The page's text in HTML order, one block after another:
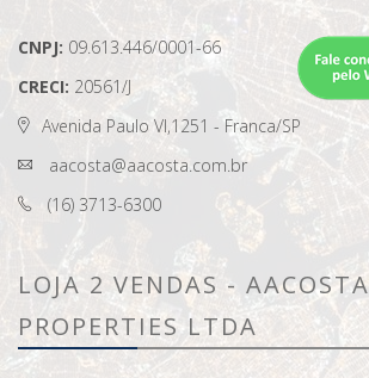
CNPJ: 09.613.446/0001-66
CRECI: 20561/J
Avenida Paulo VI,1251 - Franca/SP
aacosta@aacosta.com.br
(16) 3713-6300
LOJA 2 VENDAS - AACOSTA
PROPERTIES LTDA